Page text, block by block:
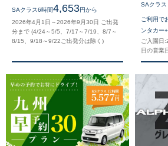
SAクラス6時間4,653円から
2026年4月1日～2026年9月30日 ご出発
分まで (4/24～5/5、7/17～7/19、8/7～
8/15、9/18～9/22ご出発分は除く)
SAクラス
ご利用で
ンタカー
ご入園日
日の営業